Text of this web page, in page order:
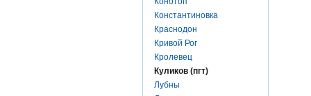
Константиновка
Краснодон
Кривой Рог
Кролевец
Куликов (пгт)
Лубны